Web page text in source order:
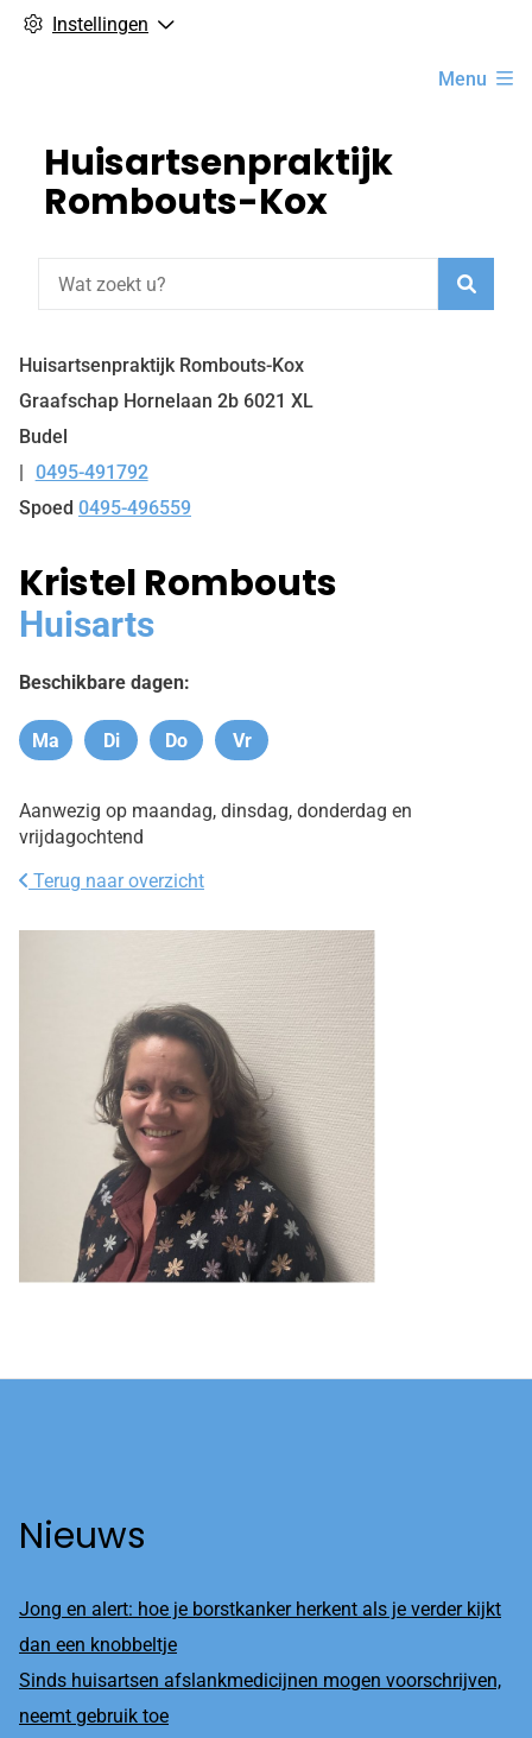
Instellingen
Menu
Huisartsenpraktijk
Rombouts-Kox
Huisartsenpraktijk Rombouts-Kox
Graafschap Hornelaan 2b 6021 XL
Budel
Tel:
0495-491792
Spoed 0495-496559
Kristel Rombouts
Huisarts
Beschikbare dagen:
Maandag
Ma Dinsdag
Di Donderdag
Do Vrijdag
Vr
Aanwezig op maandag, dinsdag, donderdag en
vrijdagochtend
Terug naar overzicht
Nieuws
Jong en alert: hoe je borstkanker herkent als je verder kijkt
dan een knobbeltje
Sinds huisartsen afslankmedicijnen mogen voorschrijven,
neemt gebruik toe